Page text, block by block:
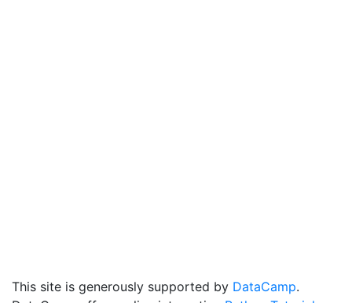
This site is generously supported by DataCamp.